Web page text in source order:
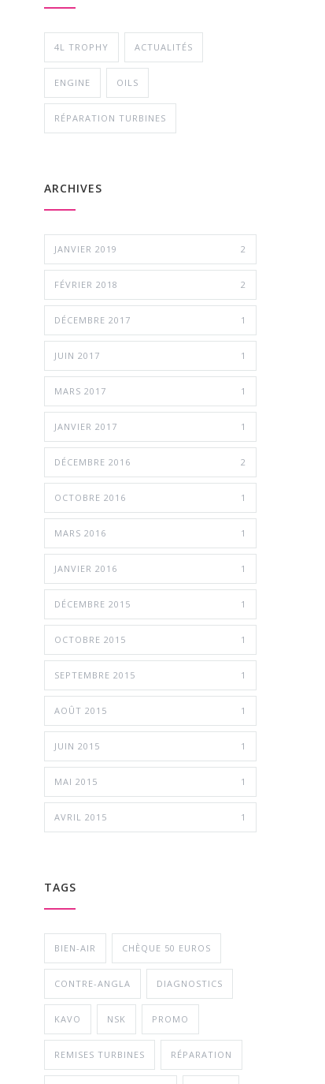
4L TROPHY ACTUALITÉS
ENGINE OILS
RÉPARATION TURBINES
ARCHIVES
JANVIER 2019 2
FÉVRIER 2018 2
DÉCEMBRE 2017 1
JUIN 2017 1
MARS 2017 1
JANVIER 2017 1
DÉCEMBRE 2016 2
OCTOBRE 2016 1
MARS 2016 1
JANVIER 2016 1
DÉCEMBRE 2015 1
OCTOBRE 2015 1
SEPTEMBRE 2015 1
AOÛT 2015 1
JUIN 2015 1
MAI 2015 1
AVRIL 2015 1
TAGS
BIEN-AIR CHÈQUE 50 EUROS
CONTRE-ANGLA DIAGNOSTICS
KAVO NSK PROMO
REMISES TURBINES RÉPARATION